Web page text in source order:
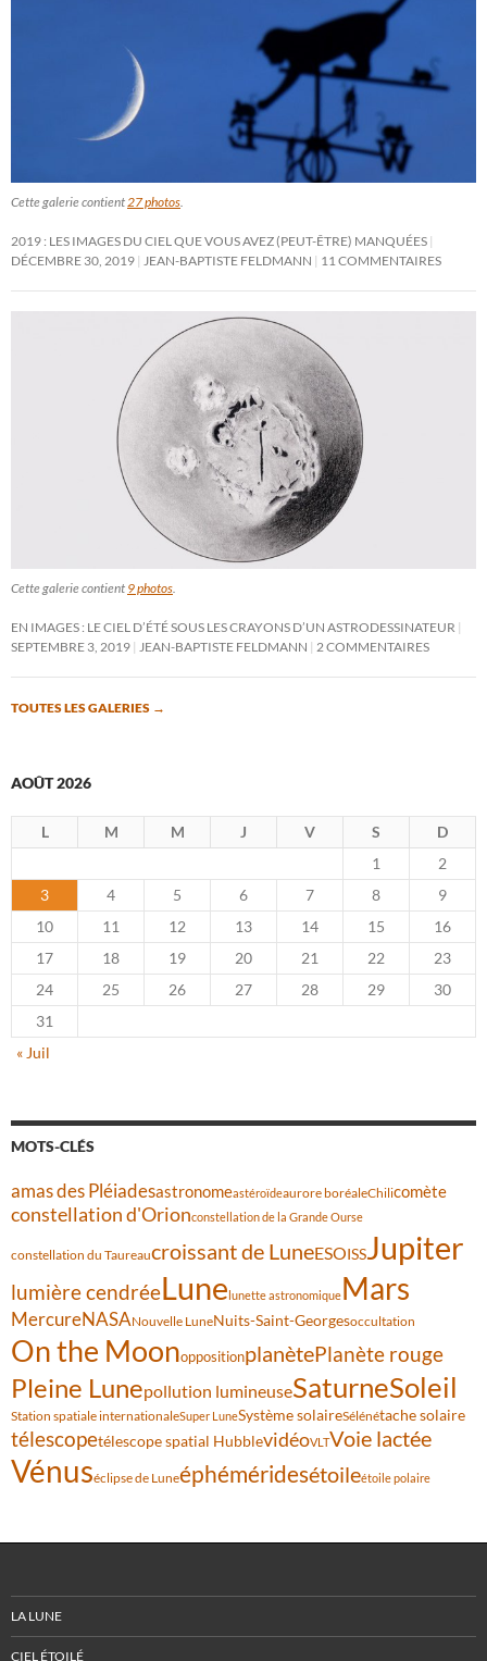
Cette galerie contient27 photos.
2019 : LES IMAGES DU CIEL QUE VOUS AVEZ (PEUT-ÊTRE) MANQUÉES
DÉCEMBRE 30, 2019 JEAN-BAPTISTE FELDMANN 11 COMMENTAIRES
Cette galerie contient 9 photos.
EN IMAGES : LE CIEL D’ÉTÉ SOUS LES CRAYONS D’UN ASTRODESSINATEUR
SEPTEMBRE 3, 2019 JEAN-BAPTISTE FELDMANN 2 COMMENTAIRES
TOUTES LES GALERIES →
AOÛT 2026
L M M J V S
D
1
2
3
4 5 6 7 8
9
10
11 12 13 14 15
16
17
18 19 20 21 22
23
24
25 26 27 28 29
30
31
« Juil
MOTS-CLÉS
amas des Pléiadesastronomeastéroïdeaurore boréaleChilicomète
constellation d'Orionconstellation de la Grande Ourse
constellation du Taureaucroissant de LuneESOISSJupiter
lumière cendréeLune lunette astronomiqueMars
MercureNASANouvelle LuneNuits-Saint-Georgesoccultation
On the MoonoppositionplanètePlanète rouge
Pleine Lunepollution lumineuseSaturneSoleil
Station spatiale internationaleSuper LuneSystème solaireSélénétache solaire
télescopetélescope spatial HubblevidéoVLTVoie lactée
Vénuséclipse de Luneéphéméridesétoileétoile polaire
LA LUNE
CIEL ÉTOILÉ